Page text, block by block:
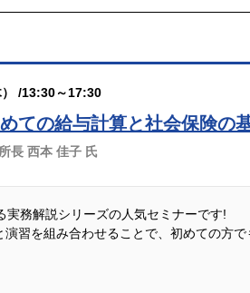
/13:30～17:30
ての給与計算と社会保険の
長 西本 佳子 氏
務解説シリーズの人気セミナーです!
習を組み合わせることで、初めての方